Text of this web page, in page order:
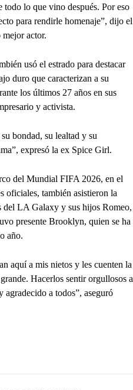
todo lo que vino después. Por eso
para rendirle homenaje”, dijo el
mejor actor.
usó el estrado para destacar
duro que caracterizan a su
los últimos 27 años en sus
y activista.
bondad, su lealtad y su
expresó la ex Spice Girl.
del Mundial FIFA 2026, en el
oficiales, también asistieron la
LA Galaxy y sus hijos Romeo,
presente Brooklyn, quien se ha
año.
aquí a mis nietos y les cuenten la
Hacerlos sentir orgullosos a
a todos”, aseguró